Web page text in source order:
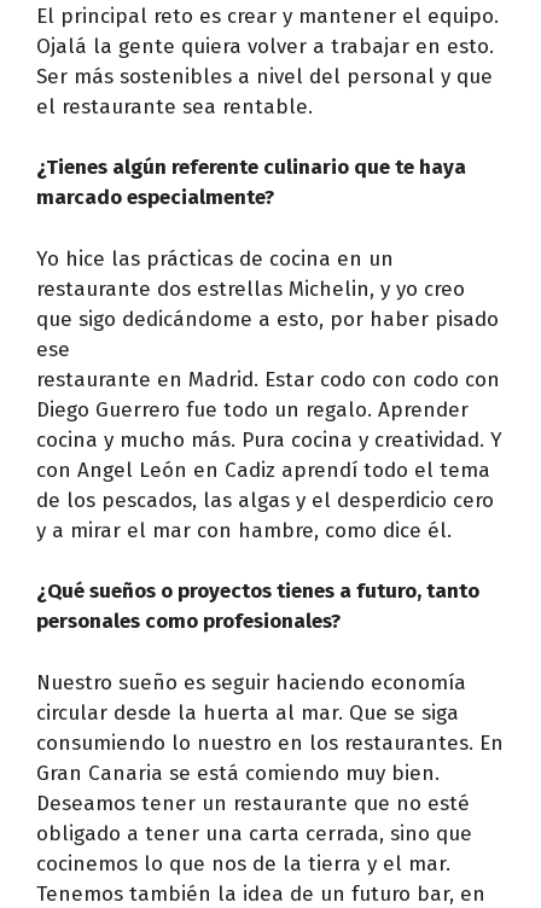
El principal reto es crear y mantener el equipo.
Ojalá la gente quiera volver a trabajar en esto.
Ser más sostenibles a nivel del personal y que
el restaurante sea rentable.
¿Tienes algún referente culinario que te haya
marcado especialmente?
Yo hice las prácticas de cocina en un
restaurante dos estrellas Michelin, y yo creo
que sigo dedicándome a esto, por haber pisado
ese
restaurante en Madrid. Estar codo con codo con
Diego Guerrero fue todo un regalo. Aprender
cocina y mucho más. Pura cocina y creatividad. Y
con Angel León en Cadiz aprendí todo el tema
de los pescados, las algas y el desperdicio cero
y a mirar el mar con hambre, como dice él.
¿Qué sueños o proyectos tienes a futuro, tanto
personales como profesionales?
Nuestro sueño es seguir haciendo economía
circular desde la huerta al mar. Que se siga
consumiendo lo nuestro en los restaurantes. En
Gran Canaria se está comiendo muy bien.
Deseamos tener un restaurante que no esté
obligado a tener una carta cerrada, sino que
cocinemos lo que nos de la tierra y el mar.
Tenemos también la idea de un futuro bar, en